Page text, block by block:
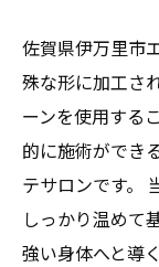
佐賀県伊万里市
殊な形に加工さ
ーンを使用する
的に施術ができ
テサロンです。
しっかり温めて
強い身体へと導